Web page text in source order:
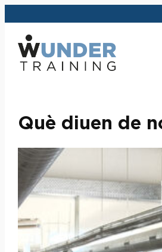
al
contingut
Què diuen de